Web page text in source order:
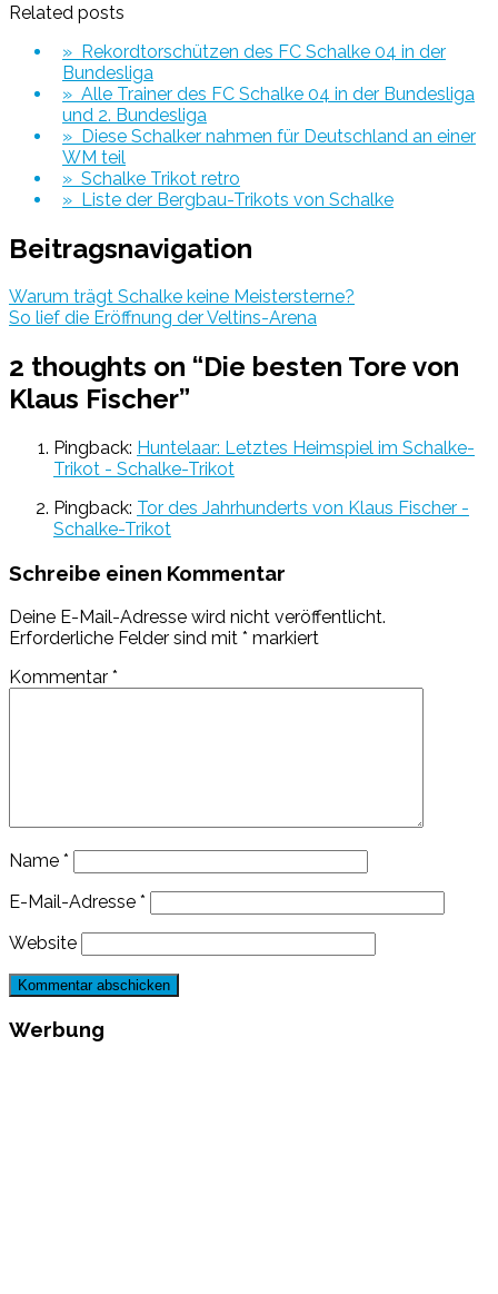
Related posts
» Rekordtorschützen des FC Schalke 04 in der
Bundesliga
» Alle Trainer des FC Schalke 04 in der Bundesliga
und 2. Bundesliga
» Diese Schalker nahmen für Deutschland an einer
WM teil
» Schalke Trikot retro
» Liste der Bergbau-Trikots von Schalke
Beitragsnavigation
Warum trägt Schalke keine Meistersterne?
So lief die Eröffnung der Veltins-Arena
2 thoughts on “Die besten Tore von
Klaus Fischer”
Pingback: Huntelaar: Letztes Heimspiel im Schalke-
Trikot - Schalke-Trikot
Pingback: Tor des Jahrhunderts von Klaus Fischer -
Schalke-Trikot
Schreibe einen Kommentar
Deine E-Mail-Adresse wird nicht veröffentlicht.
Erforderliche Felder sind mit * markiert
Kommentar *
Name *
E-Mail-Adresse *
Website
Werbung